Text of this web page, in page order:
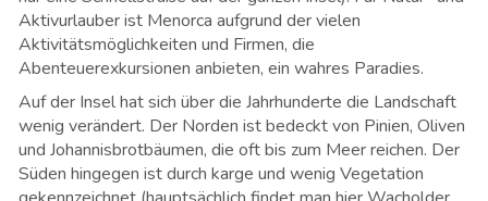
Aktivurlauber ist Menorca aufgrund der vielen
Aktivitätsmöglichkeiten und Firmen, die
Abenteuerexkursionen anbieten, ein wahres Paradies.
Auf der Insel hat sich über die Jahrhunderte die Landschaft
wenig verändert. Der Norden ist bedeckt von Pinien, Oliven
und Johannisbrotbäumen, die oft bis zum Meer reichen. Der
Süden hingegen ist durch karge und wenig Vegetation